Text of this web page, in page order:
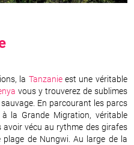
la Tanzanieest une véritable
vous y trouverez de sublimes
En parcourant les parcs
la Grande Migration, véritable
avoir vécu au rythme des girafes
de Nungwi. Au large de la